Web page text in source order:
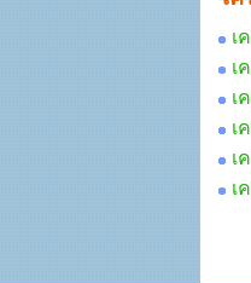
เ
เ
เ
เ
เ
เ